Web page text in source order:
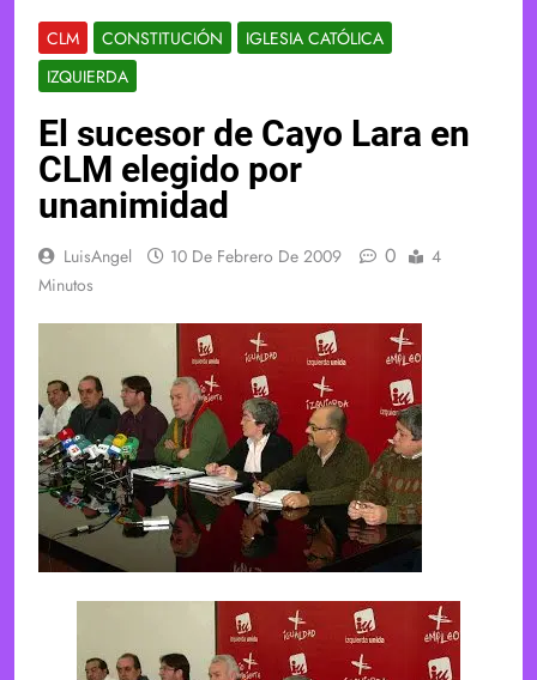
CLM CONSTITUCIÓN
IGLESIA CATÓLICA
IZQUIERDA
El sucesor de Cayo Lara en
CLM elegido por
unanimidad
LuisAngel 10 De Febrero De 2009 0
4
Minutos